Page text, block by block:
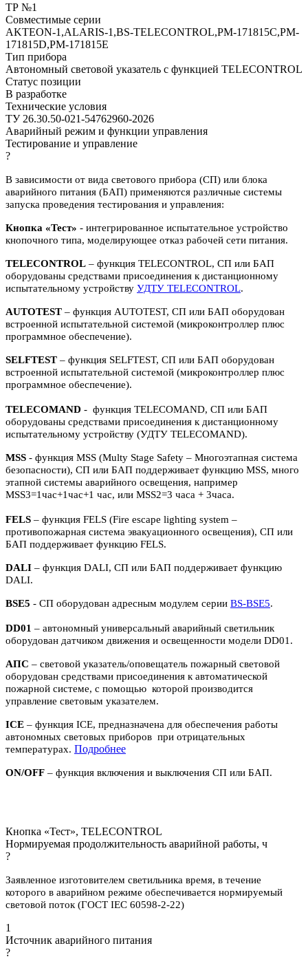
ТР №1
Совместимые серии
AKTEON-1,ALARIS-1,BS-TELECONTROL,PM-171815C,PM-
171815D,PM-171815E
Тип прибора
Автономный световой указатель с функцией TELECONTROL
Статус позиции
В разработке
Технические условия
ТУ 26.30.50-021-54762960-2026
Аварийный режим и функции управления
Тестирование и управление
?
В зависимости от вида светового прибора (СП) или блока
аварийного питания (БАП) применяются различные системы
запуска проведения тестирования и управления:
Кнопка «Тест» - интегрированное испытательное устройство
кнопочного типа, моделирующее отказ рабочей сети питания.
TELECONTROL – функция TELECONTROL, СП или БАП
оборудованы средствами присоединения к дистанционному
испытательному устройству УДТУ TELECONTROL.
AUTOTEST – функция AUTOTEST, СП или БАП оборудован
встроенной испытательной системой (микроконтроллер плюс
программное обеспечение).
SELFTEST – функция SELFTEST, СП или БАП оборудован
встроенной испытательной системой (микроконтроллер плюс
программное обеспечение).
TELECOMAND - функция TELECOMAND, СП или БАП
оборудованы средствами присоединения к дистанционному
испытательному устройству (УДТУ TELECOMAND).
MSS - функция MSS (Multy Stage Safety – Многоэтапная система
безопасности), СП или БАП поддерживает функцию MSS, много
этапной системы аварийного освещения, например
MSS3=1час+1час+1 час, или MSS2=3 часа + 3часа.
FELS – функция FELS (Fire escape lighting system –
противопожарная система эвакуационного освещения), СП или
БАП поддерживает функцию FELS.
DALI – функция DALI, СП или БАП поддерживает функцию
DALI.
BSE5 - СП оборудован адресным модулем серии BS-BSE5.
DD01 – автономный универсальный аварийный светильник
оборудован датчиком движения и освещенности модели DD01.
АПС – световой указатель/оповещатель пожарный световой
оборудован средствами присоединения к автоматической
пожарной системе, с помощью которой производится
управление световым указателем.
ICE – функция ICE, предназначена для обеспечения работы
автономных световых приборов при отрицательных
температурах. Подробнее
ON/OFF – функция включения и выключения СП или БАП.
Кнопка «Тест», TELECONTROL
Нормируемая продолжительность аварийной работы, ч
?
Заявленное изготовителем светильника время, в течение
которого в аварийном режиме обеспечивается нормируемый
световой поток (ГОСТ IEC 60598-2-22)
1
Источник аварийного питания
?